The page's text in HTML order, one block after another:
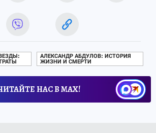
АЛЕКСАНДР АБДУЛОВ: ИСТОРИЯ
ЖИЗНИ И СМЕРТИ
НАС В МАХ!